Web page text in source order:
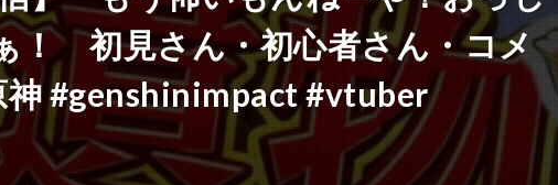
！ 初見さん・初心者さん・コメ
#genshinimpact #vtuber